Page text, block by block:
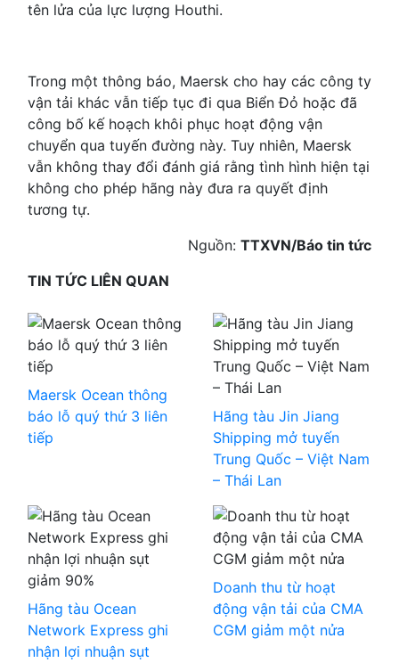
tên lửa của lực lượng Houthi.
Trong một thông báo, Maersk cho hay các công ty
vận tải khác vẫn tiếp tục đi qua Biển Đỏ hoặc đã
công bố kế hoạch khôi phục hoạt động vận
chuyển qua tuyến đường này. Tuy nhiên, Maersk
vẫn không thay đổi đánh giá rằng tình hình hiện tại
không cho phép hãng này đưa ra quyết định
tương tự.
Nguồn: TTXVN/Báo tin tức
TIN TỨC LIÊN QUAN
Maersk Ocean thông
báo lỗ quý thứ 3 liên
tiếp
Hãng tàu Jin Jiang
Shipping mở tuyến
Trung Quốc – Việt Nam
– Thái Lan
Hãng tàu Ocean
Network Express ghi
nhận lợi nhuận sụt
Doanh thu từ hoạt
động vận tải của CMA
CGM giảm một nửa